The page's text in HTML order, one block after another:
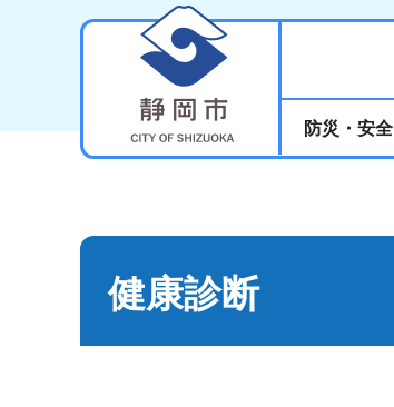
防災・安全
健康診断